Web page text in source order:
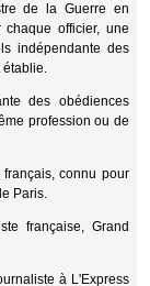
de la Guerre en
officier, une
indépendante des
établie.
des obédiences
profession ou de
connu pour
Paris.
française, Grand
à L'Express